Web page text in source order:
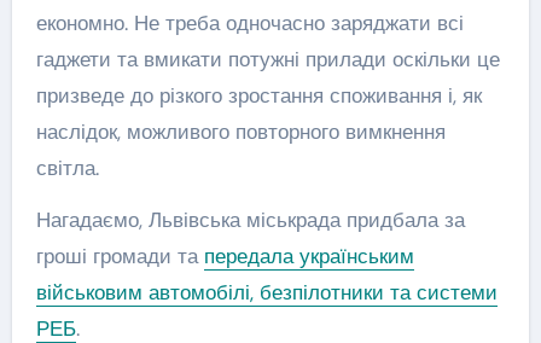
економно. Не треба одночасно заряджати всі
гаджети та вмикати потужні прилади оскільки це
призведе до різкого зростання споживання і, як
наслідок, можливого повторного вимкнення
світла.
Нагадаємо, Львівська міськрада придбала за
гроші громади та передала українським
військовим автомобілі, безпілотники та системи
РЕБ.